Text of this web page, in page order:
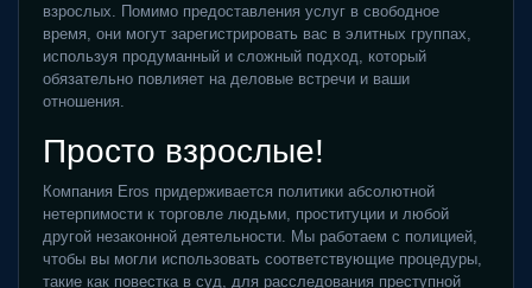
взрослых. Помимо предоставления услуг в свободное
время, они могут зарегистрировать вас в элитных группах,
используя продуманный и сложный подход, который
обязательно повлияет на деловые встречи и ваши
отношения.
Просто взрослые!
Компания Eros придерживается политики абсолютной
нетерпимости к торговле людьми, проституции и любой
другой незаконной деятельности. Мы работаем с полицией,
чтобы вы могли использовать соответствующие процедуры,
такие как повестка в суд, для расследования преступной